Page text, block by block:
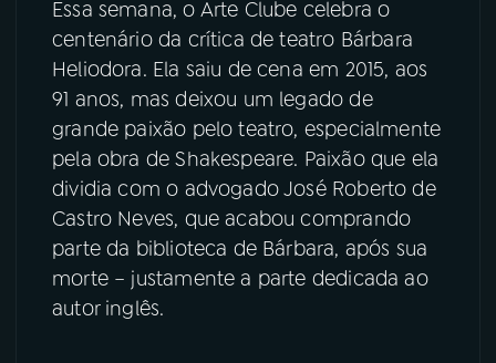
08PRÊMIO RÁDIO MEC
ACOMPANHE A RÁDIO MEC
YouTube Facebook
Instagram X
TikTok
Essa semana, o Arte Clube celebra o
centenário da crítica de teatro Bárbara
Heliodora. Ela saiu de cena em 2015, aos
91 anos, mas deixou um legado de
grande paixão pelo teatro, especialmente
pela obra de Shakespeare. Paixão que ela
dividia com o advogado José Roberto de
Castro Neves, que acabou comprando
parte da biblioteca de Bárbara, após sua
morte – justamente a parte dedicada ao
autor inglês.